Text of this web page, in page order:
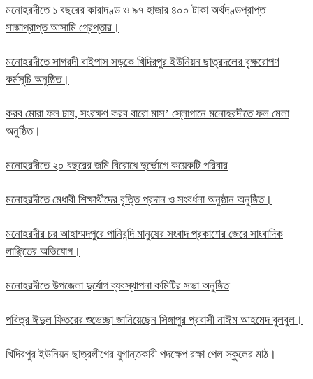
মনোহরদীতে ১ বছরের কারাদণ্ড ও ৯৭ হাজার ৪০০ টাকা অর্থদণ্ডপ্রাপ্ত
সাজাপ্রাপ্ত আসামি গ্রেপ্তার।
মনোহরদীতে সাগরদী বাইপাস সড়কে খিদিরপুর ইউনিয়ন ছাত্রদলের বৃক্ষরোপণ
কর্মসূচি অনুষ্ঠিত।
করব মোরা ফল চাষ, সংরক্ষণ করব বারো মাস’ স্লোগানে মনোহরদীতে ফল মেলা
অনুষ্ঠিত।
মনোহরদীতে ২০ বছরের জমি বিরোধে দুর্ভোগে কয়েকটি পরিবার
মনোহরদীতে মেধাবী শিক্ষার্থীদের বৃত্তি প্রদান ও সংবর্ধনা অনুষ্ঠান অনুষ্ঠিত।
মনোহরদীর চর আহাম্মদপুরে পানিবন্দি মানুষের সংবাদ প্রকাশের জেরে সাংবাদিক
লাঞ্ছিতের অভিযোগ।
মনোহরদীতে উপজেলা দুর্যোগ ব্যবস্থাপনা কমিটির সভা অনুষ্ঠিত
পবিত্র ঈদুল ফিতরের শুভেচ্ছা জানিয়েছেন সিঙ্গাপুর প্রবাসী নাঈম আহমেদ বুলবুল।
খিদিরপুর ইউনিয়ন ছাত্রলীগের যুগান্তকারী পদক্ষেপ রক্ষা পেল স্কুলের মাঠ।